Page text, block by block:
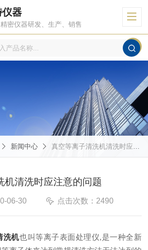
仪器
密仪器研发、生产、销售
新闻中心 真空等离子清洗机清洗时应注意的问题
机清洗时应注意的问题
06-30 点击次数：2490
洗机也叫等离子表面处理仪,是一种全新